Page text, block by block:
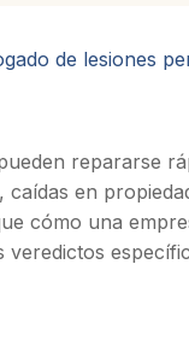
de lesiones
repararse
en
cómo una